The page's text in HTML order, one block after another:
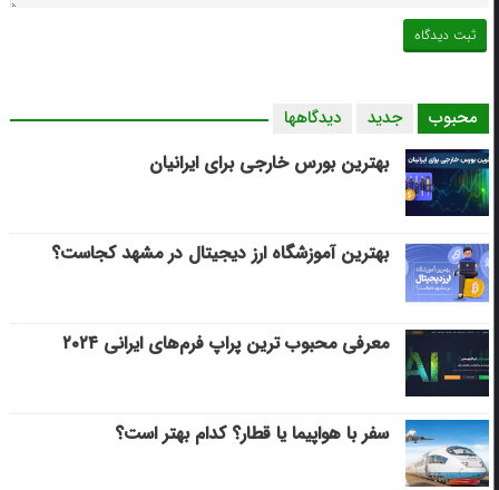
محبوب جدید دیدگاهها
بهترین بورس خارجی برای ایرانیان
بهترین آموزشگاه ارز دیجیتال در مشهد کجاست؟
معرفی محبوب ترین پراپ فرم‌های ایرانی ۲۰۲۴
سفر با هواپیما یا قطار؟ کدام بهتر است؟